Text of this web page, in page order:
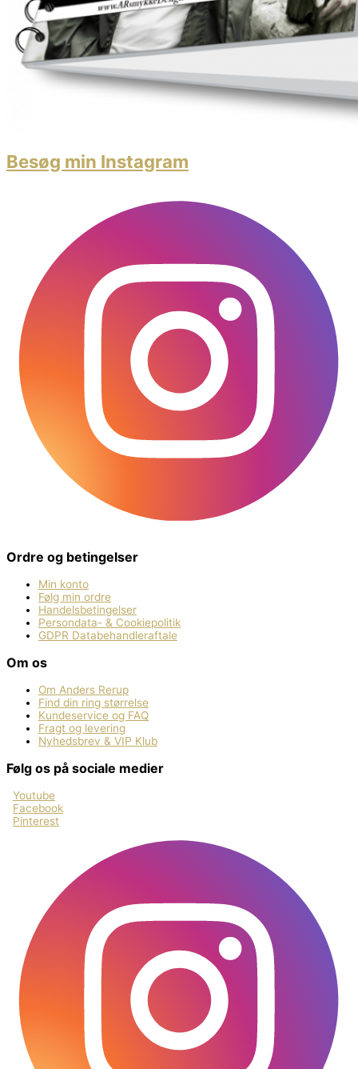
Besøg min Instagram
Ordre og betingelser
Min konto
Følg min ordre
Handelsbetingelser
Persondata- & Cookiepolitik
GDPR Databehandleraftale
Om os
Om Anders Rerup
Find din ring størrelse
Kundeservice og FAQ
Fragt og levering
Nyhedsbrev & VIP Klub
Følg os på sociale medier
Youtube
Facebook
Pinterest